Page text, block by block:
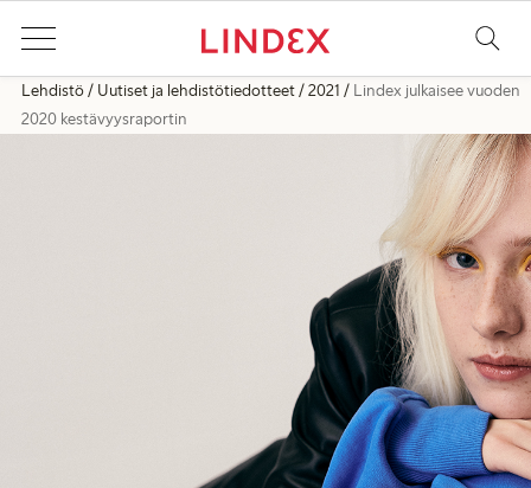
Lehdistö Uutiset ja lehdistötiedotteet 2021
Lindex julkaisee vuoden
2020 kestävyysraportin